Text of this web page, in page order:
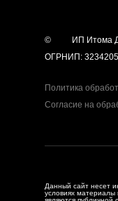
©
ИП Итома
ОГРНИП:
Политика
Согласие на
Данный сайт несет
условиях